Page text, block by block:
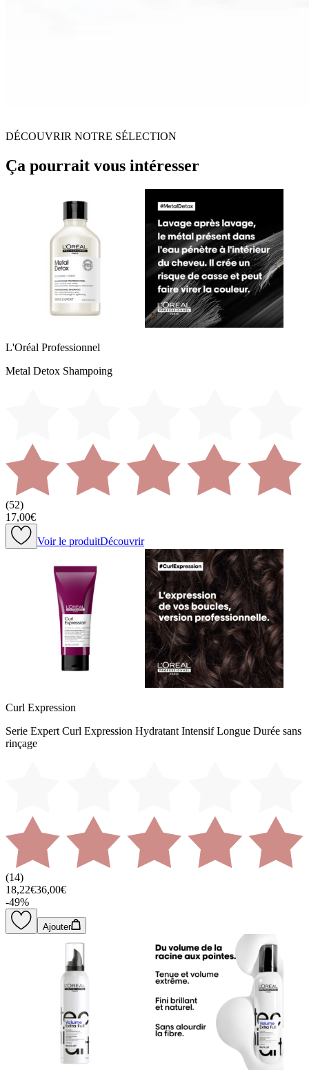
DÉCOUVRIR NOTRE SÉLECTION
Ça pourrait vous intéresser
L'Oréal Professionnel
Metal Detox Shampoing
(52)
17,00€
Voir le produitDécouvrir
Curl Expression
Serie Expert Curl Expression Hydratant Intensif Longue Durée sans
rinçage
(14)
18,22€36,00€
-49%
Ajouter